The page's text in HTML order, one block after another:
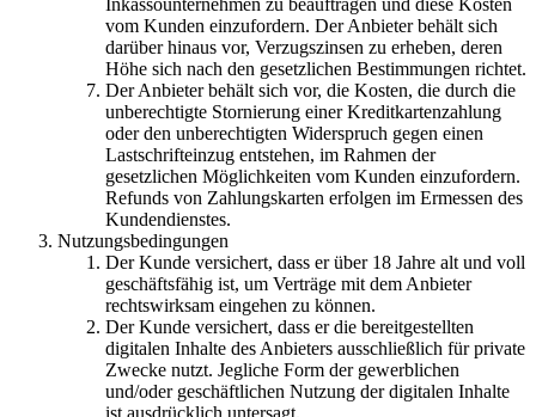
vom Kunden einzufordern. Der Anbieter behält sich
darüber hinaus vor, Verzugszinsen zu erheben, deren
Höhe sich nach den gesetzlichen Bestimmungen richtet.
Der Anbieter behält sich vor, die Kosten, die durch die
unberechtigte Stornierung einer Kreditkartenzahlung
oder den unberechtigten Widerspruch gegen einen
Lastschrifteinzug entstehen, im Rahmen der
gesetzlichen Möglichkeiten vom Kunden einzufordern.
Refunds von Zahlungskarten erfolgen im Ermessen des
Kundendienstes.
Nutzungsbedingungen
Der Kunde versichert, dass er über 18 Jahre alt und voll
geschäftsfähig ist, um Verträge mit dem Anbieter
rechtswirksam eingehen zu können.
Der Kunde versichert, dass er die bereitgestellten
digitalen Inhalte des Anbieters ausschließlich für private
Zwecke nutzt. Jegliche Form der gewerblichen
und/oder geschäftlichen Nutzung der digitalen Inhalte
ist ausdrücklich untersagt.